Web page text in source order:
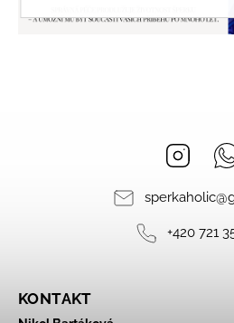
sperkaholic@
+420 721
KONTAKT